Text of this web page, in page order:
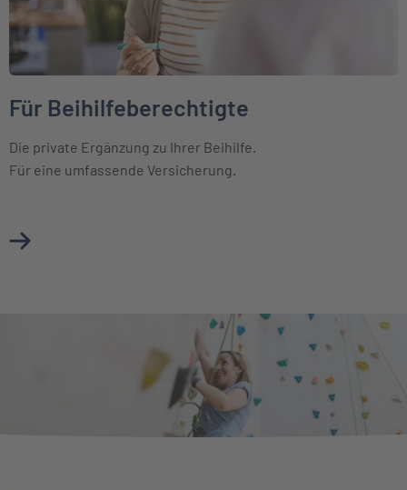
Für Beihilfeberechtigte
Die private Ergänzung zu Ihrer Beihilfe.
Für eine umfassende Versicherung.
Mehr über Für Beihilfeberechtigte erfahren